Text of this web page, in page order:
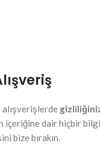
alışverişlerde
içeriğine dair hiçbir
bize bırakın.